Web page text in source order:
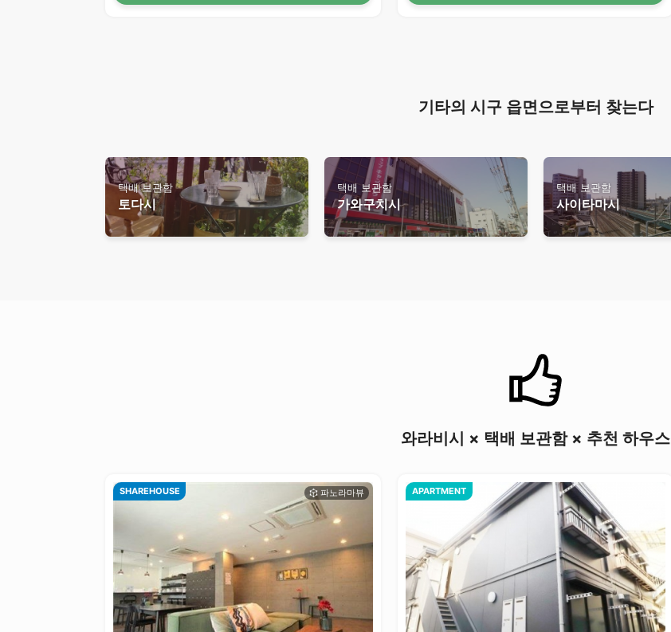
기타의 시구 읍면으로부터 찾는다
택배 보관함
토다시
택배 보관함
가와구치시
택배 보관함
사이타마시
와라비시 × 택배 보관함 × 추천 하우스
SHAREHOUSE APARTMENT